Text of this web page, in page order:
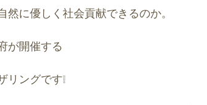
に優しく社会貢献できるのか。
が開催する
ングです❕